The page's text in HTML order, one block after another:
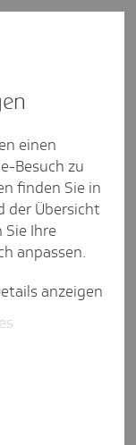
als
oder
Media, leiden
einen
Besuch zu
finden Sie in
der Übersicht
Sie Ihre
anpassen.
anzeigen